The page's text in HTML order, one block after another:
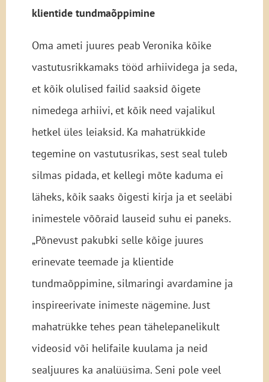
klientide tundmaõppimine
Oma ameti juures peab Veronika kõike
vastutusrikkamaks tööd arhiividega ja seda,
et kõik olulised failid saaksid õigete
nimedega arhiivi, et kõik need vajalikul
hetkel üles leiaksid. Ka mahatrükkide
tegemine on vastutusrikas, sest seal tuleb
silmas pidada, et kellegi mõte kaduma ei
läheks, kõik saaks õigesti kirja ja et seeläbi
inimestele võõraid lauseid suhu ei paneks.
„Põnevust pakubki selle kõige juures
erinevate teemade ja klientide
tundmaõppimine, silmaringi avardamine ja
inspireerivate inimeste nägemine. Just
mahatrükke tehes pean tähelepanelikult
videosid või helifaile kuulama ja neid
sealjuures ka analüüsima. Seni pole veel